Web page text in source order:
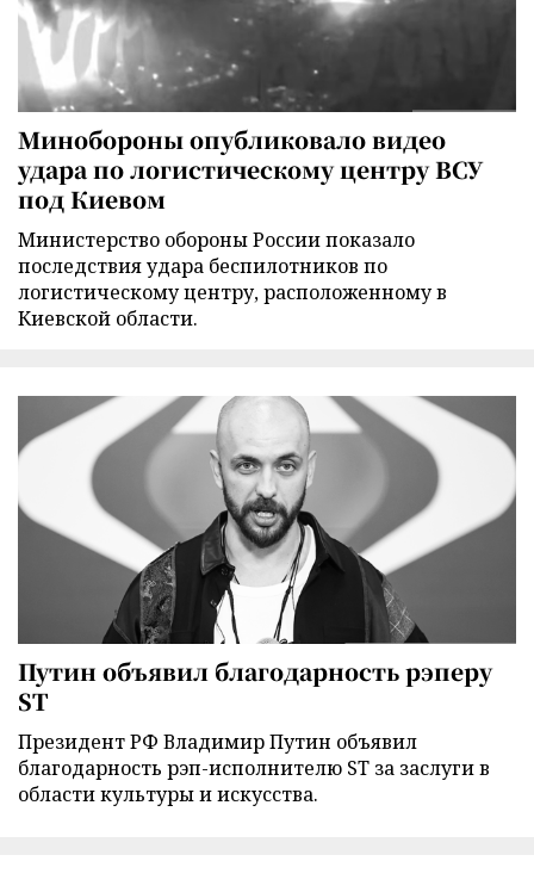
Минобороны опубликовало видео
удара по логистическому центру ВСУ
под Киевом
Министерство обороны России показало
последствия удара беспилотников по
логистическому центру, расположенному в
Киевской области.
Путин объявил благодарность рэперу
ST
Президент РФ Владимир Путин объявил
благодарность рэп-исполнителю ST за заслуги в
области культуры и искусства.